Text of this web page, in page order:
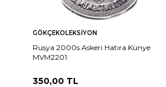
Sepete
Ekle
GÖKÇEKOLEKSIYON
Rusya 2000s Askeri Hatıra Künye
MVM2201
350,00 TL